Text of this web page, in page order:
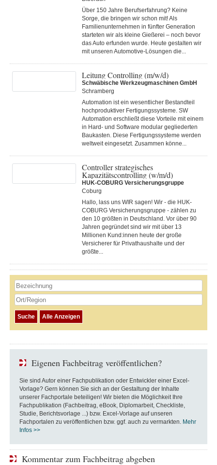
Über 150 Jahre Berufserfahrung? Keine
Sorge, die bringen wir schon mit! Als
Familienunternehmen in fünfter Generation
starteten wir als kleine Gießerei – noch bevor
das Auto erfunden wurde. Heute gestalten wir
mit unseren Automotive-Lösungen die...
Leitung Controlling (m/w/d)
Schwäbische Werkzeugmaschinen GmbH
Schramberg
Automation ist ein wesentlicher Bestandteil
hochproduktiver Fertigungssysteme. SW
Automation erschließt diese Vorteile mit einem
in Hard- und Software modular gegliederten
Baukasten. Diese Fertigungs­systeme werden
weltweit eingesetzt. Zusammen könne...
Controller strategisches
Kapazitätscontrolling (w/m/d)
HUK-COBURG Versicherungsgruppe
Coburg
Hallo, lass uns WIR sagen! Wir - die HUK-
COBURG Versicherungsgruppe - zählen zu
den 10 größten in Deutschland. Vor über 90
Jahren gegründet sind wir mit über 13
Millionen Kund:innen heute der große
Versicherer für Privathaushalte und der
größte...
Eigenen Fachbeitrag veröffentlichen?
Sie sind Autor einer Fachpublikation oder Entwickler einer Excel-
Vorlage? Gern können Sie sich an der Gestaltung der Inhalte
unserer Fachportale beteiligen! Wir bieten die Möglichkeit Ihre
Fachpublikation (Fachbeitrag, eBook, Diplomarbeit, Checkliste,
Studie, Berichtsvorlage ...) bzw. Excel-Vorlage auf unseren
Fachportalen zu veröffentlichen bzw. ggf. auch zu vermarkten. Mehr
Infos >>
Kommentar zum Fachbeitrag abgeben